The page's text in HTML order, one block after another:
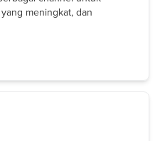
meningkat, dan